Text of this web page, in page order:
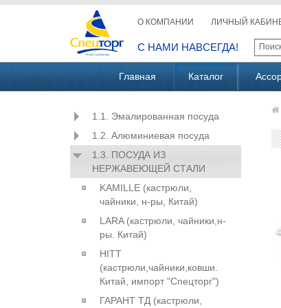
О КОМПАНИИ ЛИЧНЫЙ
С НАМИ НАВСЕГДА!
Главная Каталог
1.1. Эмалированная посуда
1.2. Алюминиевая посуда
1.3. ПОСУДА ИЗ
НЕРЖАВЕЮЩЕЙ СТАЛИ
KAMILLE (кастрюли,
чайники, н-ры, Китай)
LARA (кастрюли, чайники,н-
ры. Китай)
HITT
(кастрюли,чайники,ковши.
Китай, импорт "Спецторг")
ГАРАНТ ТД (кастрюли,